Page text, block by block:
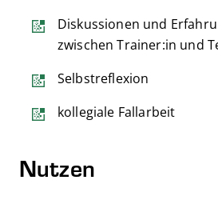
Diskussionen und
zwischen Trainer:in und
Selbstreflexion
kollegiale Fallarbeit
Nutzen